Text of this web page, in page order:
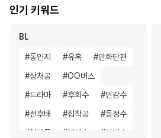
인기 키워드
BL
#동인지 #유혹 #만화단편
#상처공 #OO버스
#드라마 #후회수 #민감수
#선후배 #집착공 #동정수
#현대물 #떡대수 #단정수